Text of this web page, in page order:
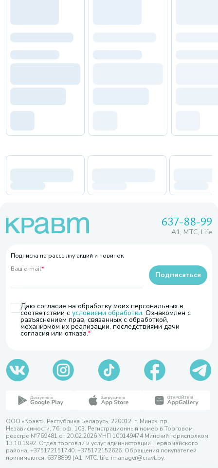
637-88-99
A1, МТС, Life
Подписка на рассылку акций и новинок
Ваш e-mail*
Даю согласие на обработку моих персональных в
соответствии с условиями обработки. Ознакомлен с
разъяснением прав, связанных с обработкой,
механизмом их реализации, последствиями дачи
согласия или отказа.
Подписаться
ООО «Кравт». Республика Беларусь, 220012, г. Минск, пр.
Независимости, 76, оф. 103. Регистрационный номер в Торговом
реестре №769481 от 20.02.2026 УНП 100149474 Минский горисполком,
13.10.1992. Отдел торговли и услуг администрации Первомайского
района, +375172151740; +375172152626. Обращения покупателей
принимаются: 6378899 (А1, МТС, life, imanager@cravt.by.